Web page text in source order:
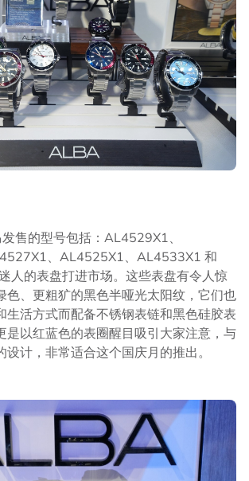
售的型号包括：AL4529X1、
、AL4525X1、AL4533X1 和
人的表盘打进市场。这些表盘有令人惊
色、更粗犷的黑色半哑光太阳纹，它们也
生活方式而配备不锈钢表链和黑色硅胶表
是以红蓝色的表圈醒目吸引大家注意，与
设计，非常适合这个国庆月的推出。